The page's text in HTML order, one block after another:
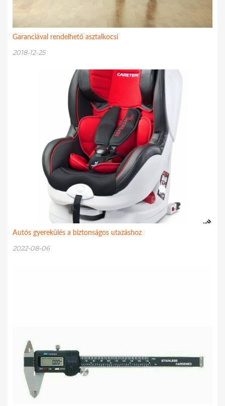
Garanciával rendelhető asztalkocsi
2018-12-25
Autós gyerekülés a biztonságos utazáshoz
2022-08-06